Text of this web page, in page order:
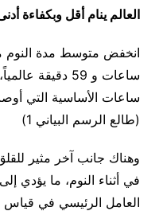
العالم ينام أقل وبكفاءة
ساعات و 59
ساعات الأساسية التي
(طالع الرسم البياني 1)
وهناك جانب آخر مثير
في أثناء النوم، ما يؤدي
العامل الرئيسي في قياس